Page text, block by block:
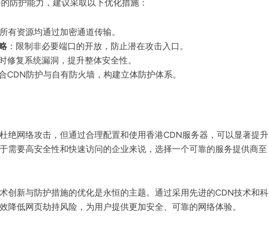
防护能力，建议采取以下优化措施：
有资源均通过加密通道传输。
：限制非必要端口的开放，防止潜在攻击入口。
修复系统漏洞，提升整体安全性。
CDN防护与自有防火墙，构建立体防护体系。
绝网络攻击，但通过合理配置和使用香港CDN服务器，可以显著提升
需要高安全性和快速访问的企业来说，选择一个可靠的服务提供商至
创新与防护措施的优化是永恒的主题。通过采用先进的CDN技术和科
降低网页劫持风险，为用户提供更加安全、可靠的网络体验。